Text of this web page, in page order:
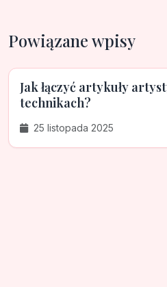
Powiązane wpisy
Jak łączyć artykuły
technikach?
25 listopada 2025